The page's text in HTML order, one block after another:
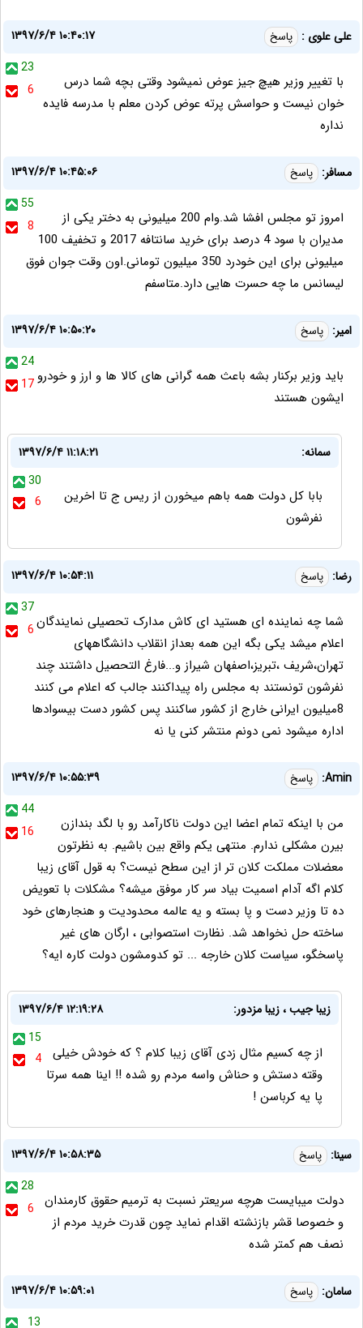
على علوى : پاسخ
۱۳۹۷/۶/۴ ۱۰:۴۰:۱۷
23
6
با تغيير وزير هيچ جيز عوض نميشود وقتى بچه شما درس
خوان نيست و حواسش پرته عوض كردن معلم با مدرسه فايده
نداره
مسافر: پاسخ
۱۳۹۷/۶/۴ ۱۰:۴۵:۰۶
55
8
امروز تو مجلس افشا شد.وام 200 میلیونی به دختر یکی از
مدیران با سود 4 درصد برای خرید سانتافه 2017 و تخفیف 100
میلیونی برای این خودرد 350 میلیون تومانی.اون وقت جوان فوق
لیسانس ما چه حسرت هایی دارد.متاسفم
امیر: پاسخ
۱۳۹۷/۶/۴ ۱۰:۵۰:۲۰
24
17 باید وزیر برکنار بشه باعث همه گرانی های کالا ها و ارز و خودرو
ایشون هستند
سمانه:
۱۳۹۷/۶/۴ ۱۱:۱۸:۲۱
30
6
بابا کل دولت همه باهم میخورن از ریس ج تا اخرین
نفرشون
رضا: پاسخ
۱۳۹۷/۶/۴ ۱۰:۵۴:۱۱
37
6شما چه نماینده ای هستید ای کاش مدارک تحصیلی نمایندگان
اعلام میشد یکی بگه این همه بعداز انقلاب دانشگاههای
تهران،شریف ،تبریز،اصفهان شیراز و...فارغ التحصیل داشتند چند
نفرشون تونستند به مجلس راه پیداکنند جالب که اعلام می کنند
8میلیون ایرانی خارج از کشور ساکنند پس کشور دست بیسوادها
اداره میشود نمی دونم منتشر کنی یا نه
Amin: پاسخ
۱۳۹۷/۶/۴ ۱۰:۵۵:۳۹
44
16
من با اینکه تمام اعضا این دولت ناکارآمد رو با لگد بندازن
بیرن مشکلی ندارم. منتهی یکم واقع بین باشیم. به نظرتون
معضلات مملکت کلان تر از این سطح نیست؟ به قول آقای زیبا
کلام اگه آدام اسمیت بیاد سر کار موفق میشه؟ مشکلات با تعویض
ده تا وزیر دست و پا بسته و یه عالمه محدودیت و هنجارهای خود
ساخته حل نخواهد شد. نظارت استصوابی ، ارگان های غیر
پاسخگو، سیاست کلان خارجه ... تو کدومشون دولت کاره ایه؟
زیبا جیب ، زیبا مزدور:
۱۳۹۷/۶/۴ ۱۲:۱۹:۲۸
15
4
از چه کسیم مثال زدی آقای زیبا کلام ؟ که خودش خیلی
وقته دستش و حناش واسه مردم رو شده !! اینا همه سرتا
پا یه کرباسن !
سینا: پاسخ
۱۳۹۷/۶/۴ ۱۰:۵۸:۳۵
28
6
دولت میبایست هرچه سریعتر نسبت به ترمیم حقوق کارمندان
و خصوصا قشر بازنشته اقدام نماید چون قدرت خرید مردم از
نصف هم کمتر شده
سامان: پاسخ
۱۳۹۷/۶/۴ ۱۰:۵۹:۰۱
13